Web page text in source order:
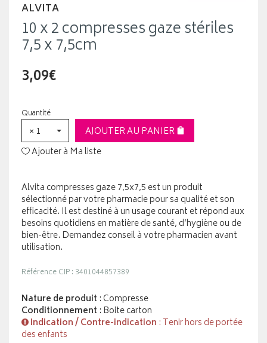
ALVITA
10 x 2 compresses gaze stériles
7,5 x 7,5cm
3,09€
Quantité
× 1
AJOUTER AU PANIER
Ajouter à Ma liste
Alvita compresses gaze 7,5x7,5 est un produit
sélectionné par votre pharmacie pour sa qualité et son
efficacité. Il est destiné à un usage courant et répond aux
besoins quotidiens en matière de santé, d’hygiène ou de
bien-être. Demandez conseil à votre pharmacien avant
utilisation.
Référence CIP : 3401044857389
Nature de produit : Compresse
Conditionnement : Boite carton
Indication / Contre-indication : Tenir hors de portée
des enfants